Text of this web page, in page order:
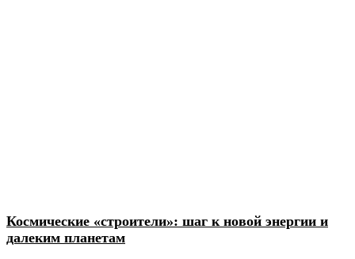
Космические «строители»: шаг к новой энергии и
далеким планетам